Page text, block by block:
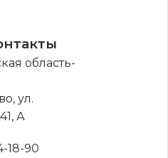
область-
ул.
А
18-90